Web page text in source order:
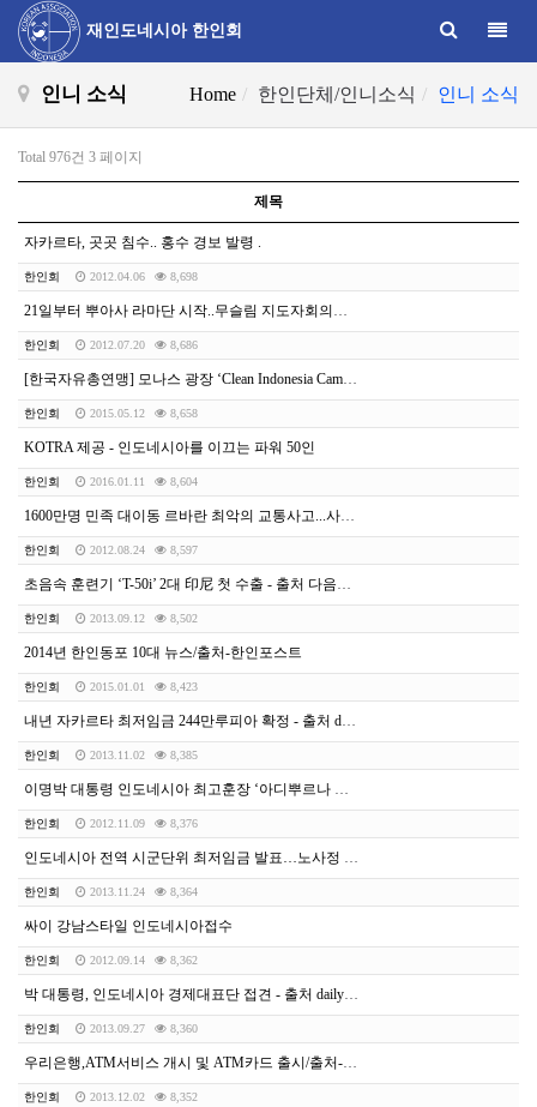
재인도네시아 한인회
인니 소식 Home 한인단체/인니소식 인니 소식
Total 976건 3 페이지
제목
자카르타, 곳곳 침수.. 홍수 경보 발령 .
한인회 2012.04.06 8,698
21일부터 뿌아사 라마단 시작..무슬림 지도자회의서(최종)
한인회 2012.07.20 8,686
[한국자유총연맹] 모나스 광장 ‘Clean Indonesia Campaign’개최 - 출처 한인언론협
한인회 2015.05.12 8,658
KOTRA 제공 - 인도네시아를 이끄는 파워 50인
한인회 2016.01.11 8,604
1600만명 민족 대이동 르바란 최악의 교통사고...사건사고 종합(3)
한인회 2012.08.24 8,597
초음속 훈련기 ‘T-50i’ 2대 印尼 첫 수출 - 출처 다음뉴스
한인회 2013.09.12 8,502
2014년 한인동포 10대 뉴스/출처-한인포스트
한인회 2015.01.01 8,423
내년 자카르타 최저임금 244만루피아 확정 - 출처 dailyindonesia
한인회 2013.11.02 8,385
이명박 대통령 인도네시아 최고훈장 ‘아디뿌르나 훈장’ 수훈(종합) [출처 한인신문]
한인회 2012.11.09 8,376
인도네시아 전역 시군단위 최저임금 발표…노사정 협상 진통거듭/출처-한인포스트
한인회 2013.11.24 8,364
싸이 강남스타일 인도네시아접수
한인회 2012.09.14 8,362
박 대통령, 인도네시아 경제대표단 접견 - 출처 dailyindonesia
한인회 2013.09.27 8,360
우리은행,ATM서비스 개시 및 ATM카드 출시/출처-한인포스트
한인회 2013.12.02 8,352